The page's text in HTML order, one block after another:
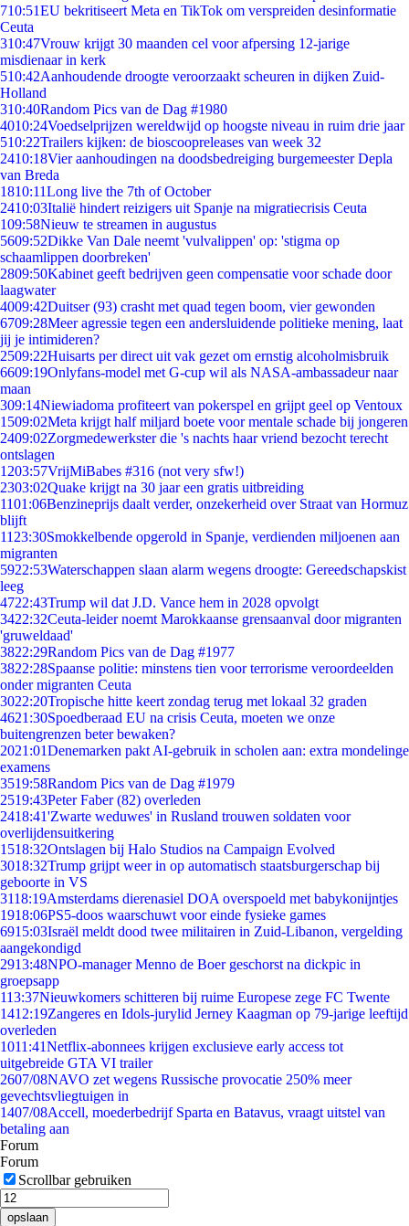
710:51EU bekritiseert Meta en TikTok om verspreiden desinformatie
Ceuta
310:47Vrouw krijgt 30 maanden cel voor afpersing 12-jarige
misdienaar in kerk
510:42Aanhoudende droogte veroorzaakt scheuren in dijken Zuid-
Holland
310:40Random Pics van de Dag #1980
4010:24Voedselprijzen wereldwijd op hoogste niveau in ruim drie jaar
510:22Trailers kijken: de bioscoopreleases van week 32
2410:18Vier aanhoudingen na doodsbedreiging burgemeester Depla
van Breda
1810:11Long live the 7th of October
2410:03Italië hindert reizigers uit Spanje na migratiecrisis Ceuta
109:58Nieuw te streamen in augustus
5609:52Dikke Van Dale neemt 'vulvalippen' op: 'stigma op
schaamlippen doorbreken'
2809:50Kabinet geeft bedrijven geen compensatie voor schade door
laagwater
4009:42Duitser (93) crasht met quad tegen boom, vier gewonden
6709:28Meer agressie tegen een andersluidende politieke mening, laat
jij je intimideren?
2509:22Huisarts per direct uit vak gezet om ernstig alcoholmisbruik
6609:19Onlyfans-model met G-cup wil als NASA-ambassadeur naar
maan
309:14Niewiadoma profiteert van pokerspel en grijpt geel op Ventoux
1509:02Meta krijgt half miljard boete voor mentale schade bij jongeren
2409:02Zorgmedewerkster die 's nachts haar vriend bezocht terecht
ontslagen
1203:57VrijMiBabes #316 (not very sfw!)
2303:02Quake krijgt na 30 jaar een gratis uitbreiding
1101:06Benzineprijs daalt verder, onzekerheid over Straat van Hormuz
blijft
11 23:30Smokkelbende opgerold in Spanje, verdienden miljoenen aan
migranten
5922:53Waterschappen slaan alarm wegens droogte: Gereedschapskist
leeg
4722:43Trump wil dat J.D. Vance hem in 2028 opvolgt
3422:32Ceuta-leider noemt Marokkaanse grensaanval door migranten
'gruweldaad'
3822:29Random Pics van de Dag #1977
3822:28Spaanse politie: minstens tien voor terrorisme veroordeelden
onder migranten Ceuta
3022:20Tropische hitte keert zondag terug met lokaal 32 graden
4621:30Spoedberaad EU na crisis Ceuta, moeten we onze
buitengrenzen beter bewaken?
2021:01Denemarken pakt AI-gebruik in scholen aan: extra mondelinge
examens
3519:58Random Pics van de Dag #1979
2519:43Peter Faber (82) overleden
2418:41'Zwarte weduwes' in Rusland trouwen soldaten voor
overlijdensuitkering
1518:32Ontslagen bij Halo Studios na Campaign Evolved
3018:32Trump grijpt weer in op automatisch staatsburgerschap bij
geboorte in VS
3118:19Amsterdams dierenasiel DOA overspoeld met babykonijntjes
1918:06PS5-doos waarschuwt voor einde fysieke games
6915:03Israël meldt dood twee militairen in Zuid-Libanon, vergelding
aangekondigd
2913:48NPO-manager Menno de Boer geschorst na dickpic in
groepsapp
113:37Nieuwkomers schitteren bij ruime Europese zege FC Twente
1412:19Zangeres en Idols-jurylid Jerney Kaagman op 79-jarige leeftijd
overleden
1011:41Netflix-abonnees krijgen exclusieve early access tot
uitgebreide GTA VI trailer
2607/08NAVO zet wegens Russische provocatie 250% meer
gevechtsvliegtuigen in
1407/08Accell, moederbedrijf Sparta en Batavus, vraagt uitstel van
betaling aan
Forum
Forum
Scrollbar gebruiken
opslaan